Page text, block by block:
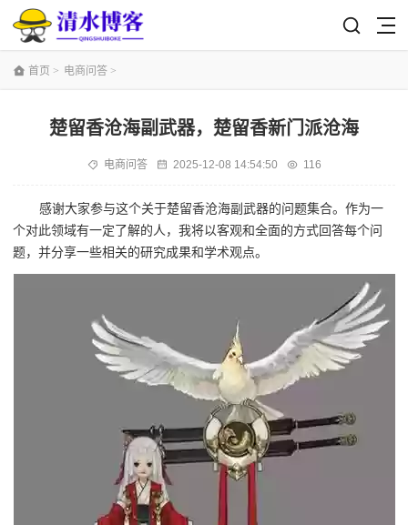
首页 > 电商问答 >
楚留香沧海副武器，楚留香新门派沧海
电商问答 2025-12-08 14:54:50 116
感谢大家参与这个关于楚留香沧海副武器的问题集合。作为一
个对此领域有一定了解的人，我将以客观和全面的方式回答每个问
题，并分享一些相关的研究成果和学术观点。